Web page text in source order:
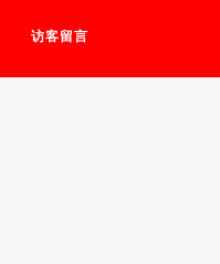
访客留言